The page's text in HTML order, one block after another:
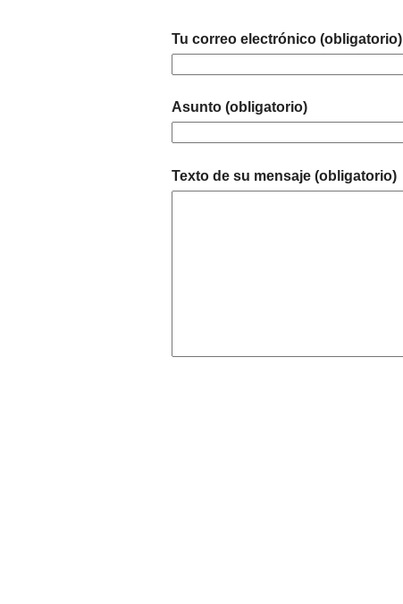
Tu correo electrónico (obligatorio)
Asunto (obligatorio)
Texto de su mensaje (obligatorio)